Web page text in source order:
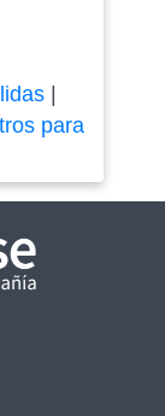
|
para